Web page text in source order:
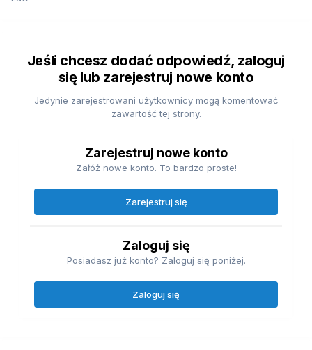
Jeśli chcesz dodać odpowiedź, zaloguj
się lub zarejestruj nowe konto
Jedynie zarejestrowani użytkownicy mogą komentować
zawartość tej strony.
Zarejestruj nowe konto
Załóż nowe konto. To bardzo proste!
Zarejestruj się
Zaloguj się
Posiadasz już konto? Zaloguj się poniżej.
Zaloguj się